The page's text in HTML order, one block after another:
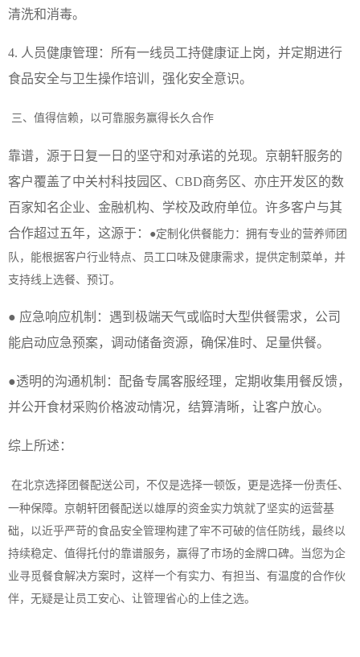
清洗和消毒。
4. 人员健康管理：所有一线员工持健康证上岗，并定期进行
食品安全与卫生操作培训，强化安全意识。
三、值得信赖，以可靠服务赢得长久合作
靠谱，源于日复一日的坚守和对承诺的兑现。京朝轩服务的
客户覆盖了中关村科技园区、 CBD商务区、亦庄开发区的数
百家知名企业、金融机构、学校及政府单位。许多客户与其
合作超过五年，这源于：
●定制化供餐能力：拥有专业的营养师团
队，能根据客户行业特点、员工口味及健康需求，提供定制菜单，并
支持线上选餐、预订。
● 应急响应机制：遇到极端天气或临时大型供餐需求，公司
能启动应急预案，调动储备资源，确保准时、足量供餐。
●透明的沟通机制：配备专属客服经理，定期收集用餐反馈，
并公开食材采购价格波动情况，结算清晰，让客户放心。
综上所述：
在北京选择团餐配送公司，不仅是选择一顿饭，更是选择一份责任、
一种保障。京朝轩 团餐配送以雄厚的资金实力筑就了坚实的运营基
础，以近乎严苛的食品安全管理构建了牢不可破的信任防线，最终以
持续稳定、值得托付的靠谱服务，赢得了市场的金牌口碑。当您为企
业寻觅餐食解决方案时，这样一个有实力、有担当、有温度的合作伙
伴，无疑是让员工安心、让管理省心的上佳之选。